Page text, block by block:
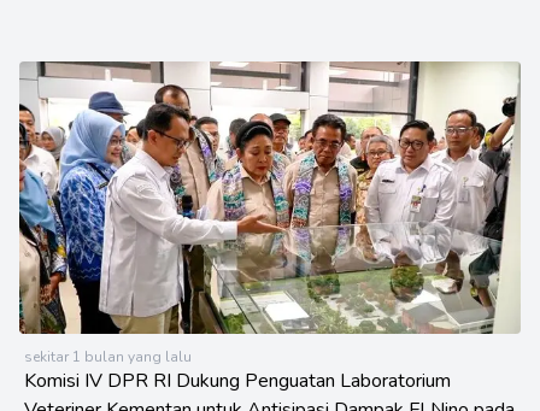
sekitar 1 bulan yang lalu
Komisi IV DPR RI Dukung Penguatan Laboratorium